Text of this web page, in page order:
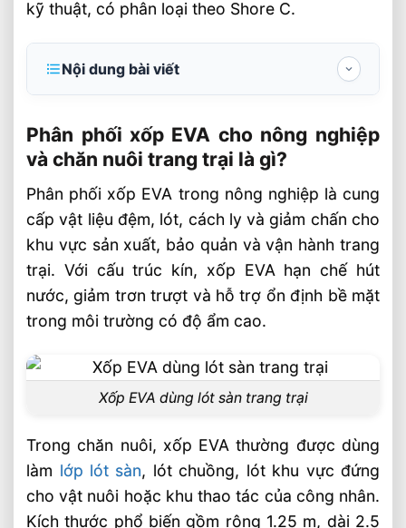
kỹ thuật, có phân loại theo Shore C.
Nội dung bài viết
chăn nuôi trang trại là gì?
Ứng dụng thực tế của xốp EVA trong trang
trại
Vì sao nên chọn xốp EVA Âu Lạc cho sản
xuất nông nghiệp?
Câu hỏi thường gặp về phân phối xốp EVA
cho sản xuất nông nghiệp, chăn nuôi trang
trại FAQ
Xốp EVA có phù hợp để lót sàn chuồng
trại không?
Nên chọn xốp EVA dày bao nhiêu cho
trang trại?
Âu Lạc có nhận cắt xốp EVA theo kích
thước riêng không?
Video: Phân Phôi Xốp EVA Cho Sản Xuất
Phân phối xốp EVA cho nông nghiệp
và chăn nuôi trang trại là gì?
Phân phối xốp EVA trong nông nghiệp là cung
cấp vật liệu đệm, lót, cách ly và giảm chấn cho
khu vực sản xuất, bảo quản và vận hành trang
trại. Với cấu trúc kín, xốp EVA hạn chế hút
nước, giảm trơn trượt và hỗ trợ ổn định bề mặt
trong môi trường có độ ẩm cao.
Xốp EVA dùng lót sàn trang trại
Trong chăn nuôi, xốp EVA thường được dùng
làm lớp lót sàn, lót chuồng, lót khu vực đứng
cho vật nuôi hoặc khu thao tác của công nhân.
Kích thước phổ biến gồm rộng 1.25 m, dài 2.5